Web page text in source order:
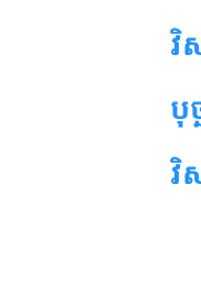
វិ
បុ
វិ